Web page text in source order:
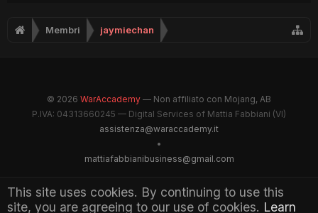
This site uses cookies. By continuing to use this
site, you are agreeing to our use of cookies. Learn
Membri jaymiechan
© 2026 WarAccademy — Non affiliato con Mojang, AB
P.IVA: 04313660245 — Digital Services of Mattia Fabbiani (VI)
assistenza@waraccademy.it
•
mattiafabbianibusiness@gmail.com
@GhostFabbyz
Maintained by WarAccademy Administrators